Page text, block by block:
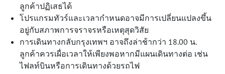
ลูกค้าปฏิเสธได้
โปรแกรมทัวร์และเวลากำหนดอาจมีการเปลี่ยนแปลงขึ้น
อยู่กับสภาพการจราจรหรือเหตุสุดวิสัย
การเดินทางกลับกรุงเทพฯ อาจถึงล่าช้ากว่า 18.00 น.
ลูกค้าควรเผื่อเวลาให้เพียงพอหากมีแผนเดินทางต่อ เช่น
ไฟลท์บินหรือการเดินทางด้วยรถไฟ